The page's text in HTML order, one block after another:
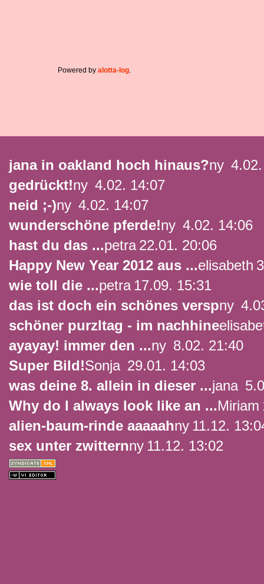
Powered byalotta-log.
jana in oakland hoch hinaus?ny
gedrückt!ny 4.02. 14:07
neid ;-)ny 4.02. 14:07
wunderschöne pferde!ny 4.02. 14:06
hast du das ...petra 22.01. 20:06
Happy New Year 2012 aus ...elisabeth
wie toll die ...petra 17.09. 15:31
das ist doch ein schönes verspny
schöner purzltag - im nachhine
ayayay! immer den ...ny 8.02. 21:40
Super Bild!Sonja 29.01. 14:03
was deine 8. allein in dieser ...jana
Why do I always look like an ...Miriam
alien-baum-rinde aaaaahny 11.12.
sex unter zwitternny 11.12. 13:02